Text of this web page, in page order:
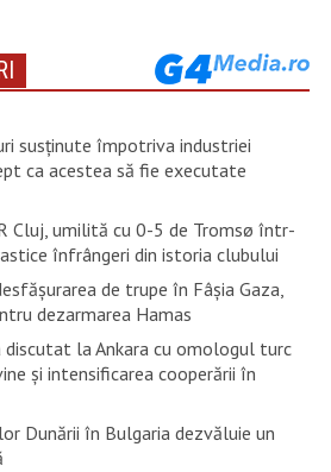
susţinute împotriva industriei
ca acestea să fie executate
Cluj, umilită cu 0-5 de Tromsø într-
înfrângeri din istoria clubului
de trupe în Fâşia Gaza,
dezarmarea Hamas
la Ankara cu omologul turc
și intensificarea cooperării în
Dunării în Bulgaria dezvăluie un